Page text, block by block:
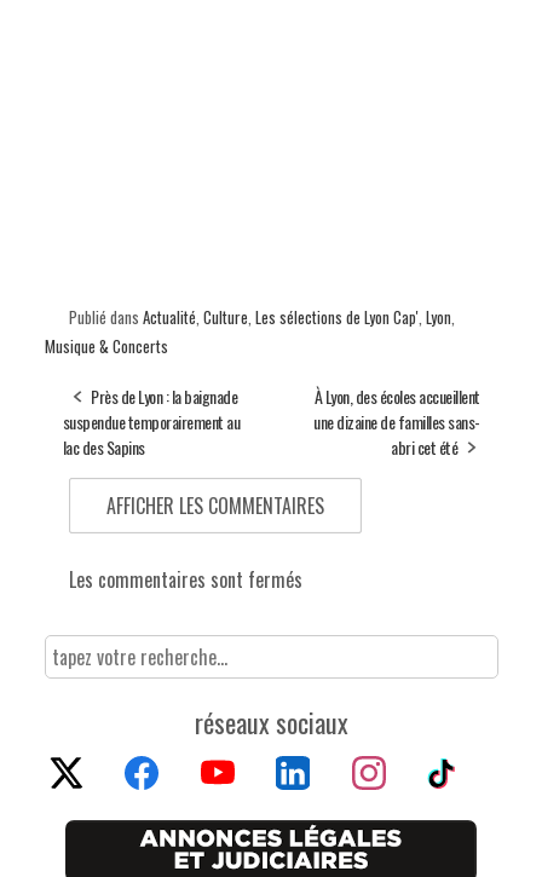
Publié dans Actualité, Culture, Les sélections de Lyon Cap', Lyon,
Musique & Concerts
Près de Lyon : la baignade
suspendue temporairement au
lac des Sapins
À Lyon, des écoles accueillent
une dizaine de familles sans-
abri cet été
AFFICHER LES COMMENTAIRES
Les commentaires sont fermés
réseaux sociaux